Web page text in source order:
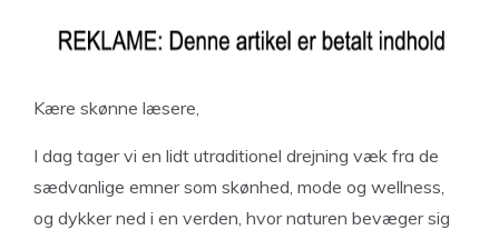
Kære skønne læsere,
I dag tager vi en lidt utraditionel drejning væk fra de
sædvanlige emner som skønhed, mode og wellness,
og dykker ned i en verden, hvor naturen bevæger sig